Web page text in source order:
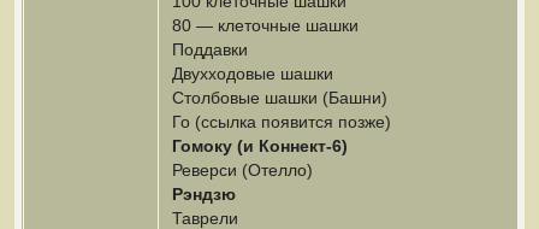
80 — клеточные шашки
Поддавки
Двухходовые шашки
Столбовые шашки (Башни)
Го (ссылка появится позже)
Гомоку (и Коннект-6)
Реверси (Отелло)
Рэндзю
Таврели